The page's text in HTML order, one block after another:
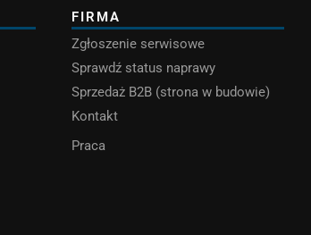
FIRMA
Zgłoszenie serwisowe
Sprawdź status naprawy
Sprzedaż B2B (strona w budowie)
Kontakt
Praca